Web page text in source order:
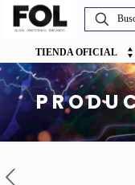
TIENDA OFICIAL